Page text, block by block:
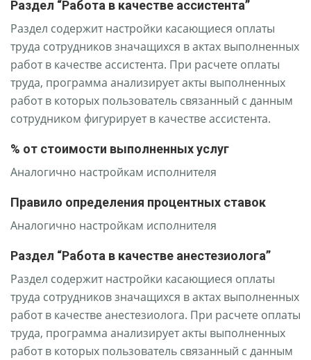
Раздел “Работа в качестве ассистента”
Раздел содержит настройки касающиеся оплаты
труда сотрудников значащихся в актах выполненных
работ в качестве ассистента. При расчете оплаты
труда, программа анализирует акты выполненных
работ в которых пользователь связанный с данным
сотрудником фигурирует в качестве ассистента.
% от стоимости выполненных услуг
Аналогично настройкам исполнителя
Правило определения процентных ставок
Аналогично настройкам исполнителя
Раздел “Работа в качестве анестезиолога”
Раздел содержит настройки касающиеся оплаты
труда сотрудников значащихся в актах выполненных
работ в качестве анестезиолога. При расчете оплаты
труда, программа анализирует акты выполненных
работ в которых пользователь связанный с данным